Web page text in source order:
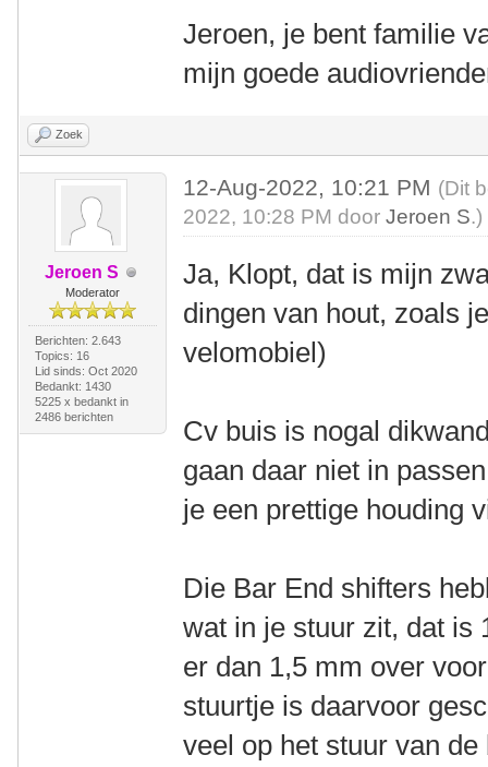
Jeroen, je bent familie
mijn goede
Zoek
Jeroen S
Moderator
Berichten: 2.643
Topics: 16
Lid sinds: Oct 2020
Bedankt: 1430
5225 x bedankt in
2486 berichten
12-Aug-2022, 10:21 PM (Dit
2022, 10:28 PM doorJeroen S.)
Ja, Klopt, dat is mijn
dingen van hout, zoals
velomobiel)
Cv buis is nogal
gaan daar niet in
je een prettige houding
Die Bar End shifters
wat in je stuur zit, dat is
er dan 1,5 mm over
stuurtje is daarvoor
veel op het stuur van